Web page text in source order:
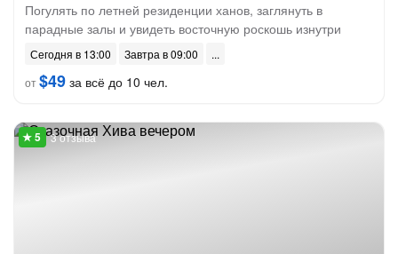
Погулять по летней резиденции ханов, заглянуть в
парадные залы и увидеть восточную роскошь изнутри
Сегодня в 13:00
Завтра в 09:00
от$49 за всё до 10 чел.
3 отзыва